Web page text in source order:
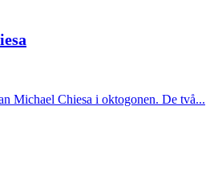
Michael Chiesa i oktogonen. De två...